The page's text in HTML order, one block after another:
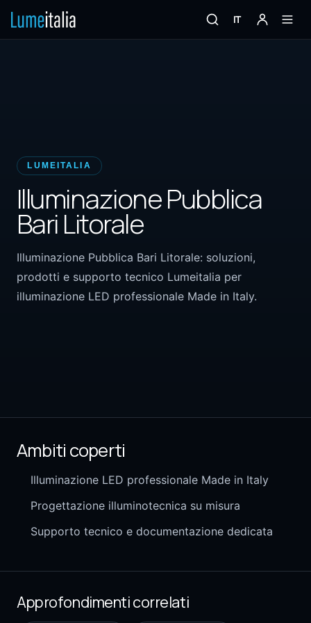
IT
LUMEITALIA
Illuminazione Pubblica
Bari Litorale
Illuminazione Pubblica Bari Litorale: soluzioni,
prodotti e supporto tecnico Lumeitalia per
illuminazione LED professionale Made in Italy.
Ambiti coperti
Illuminazione LED professionale Made in Italy
Progettazione illuminotecnica su misura
Supporto tecnico e documentazione dedicata
Approfondimenti correlati